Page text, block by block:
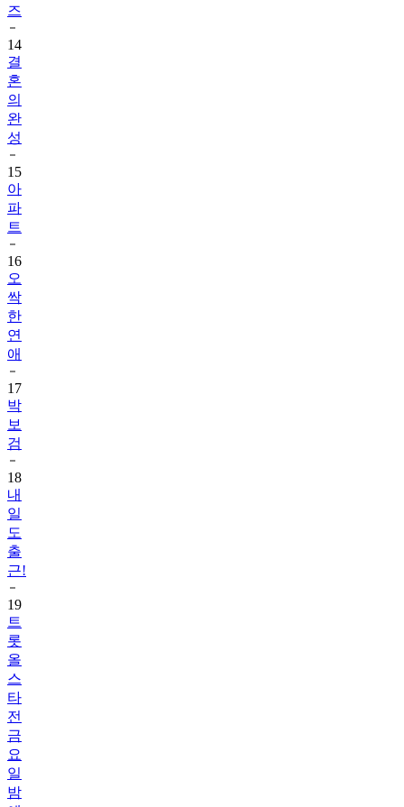
즈
14
결
혼
의
완
성
15
아
파
트
16
오
싹
한
연
애
17
박
보
검
18
내
일
도
출
근!
19
트
롯
올
스
타
전
금
요
일
밤